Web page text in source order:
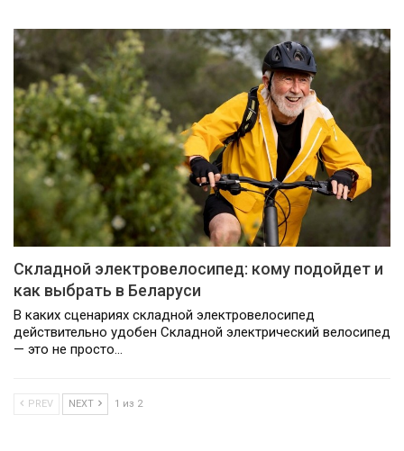
Складной электровелосипед: кому подойдет и
как выбрать в Беларуси
В каких сценариях складной электровелосипед
действительно удобен Складной электрический велосипед
— это не просто…
PREV NEXT 1 из 2